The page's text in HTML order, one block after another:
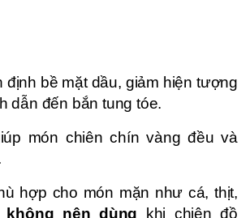
định bề mặt dầu, giảm hiện tượng
dẫn đến bắn tung tóe.
món chiên chín vàng đều và
hợp cho món mặn như cá, thịt,
không nên dùng khi chiên đồ